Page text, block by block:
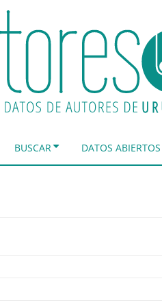
BUSCAR DATOS ABIERTOS